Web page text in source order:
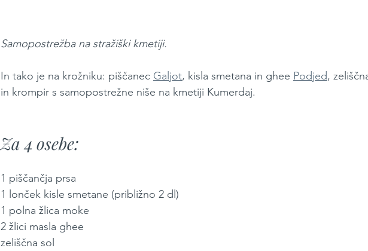
Samopostrežba na stražiški kmetiji.
In tako je na krožniku: piščanec Galjot, kisla smetana in ghee Podjed,
in krompir s samopostrežne niše na kmetiji Kumerdaj.
Za 4 osebe:
1 piščančja prsa
1 lonček kisle smetane (približno 2 dl)
1 polna žlica moke
2 žlici masla ghee
zeliščna sol